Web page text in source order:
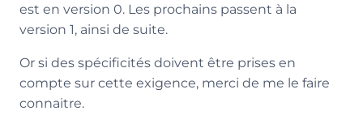
est en version 0. Les prochains passent à la
version 1, ainsi de suite.
Or si des spécificités doivent être prises en
compte sur cette exigence, merci de me le faire
connaitre.